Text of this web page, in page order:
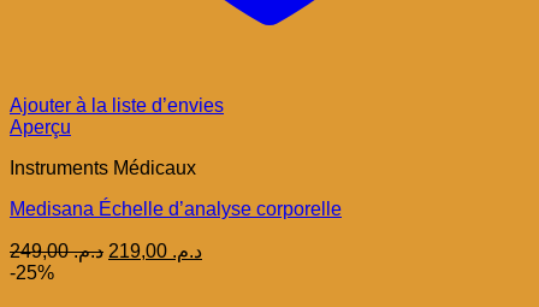
Ajouter à la liste d’envies
Aperçu
Instruments Médicaux
Medisana Échelle d’analyse corporelle
د.م.249,00
Le
د.م.Le
-25%